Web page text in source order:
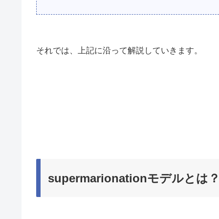
それでは、上記に沿って解説していきます。
supermarionationモデルとは